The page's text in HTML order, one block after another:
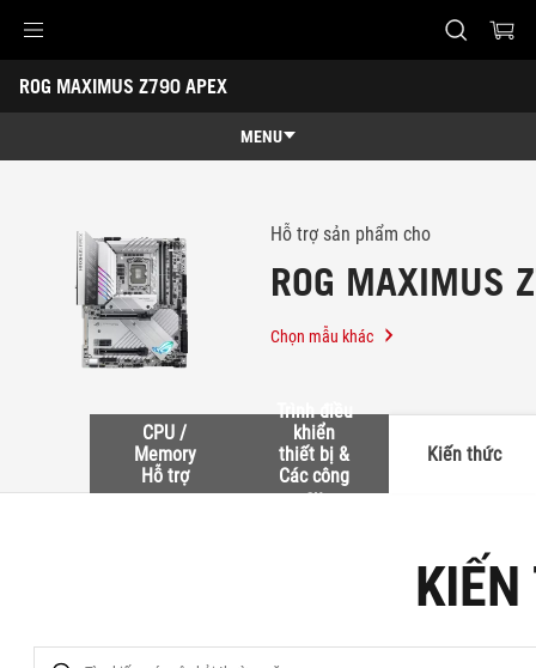
Accessibility links
Skip to content
Accessibility Help
Skip to Menu
ASUS Footer
ROG MAXIMUS Z790 APEX
-
MENU
Tính năng
Thông số kỹ thuật
Giải thưởng
Nơi mua
Hỗ trợ sản phẩm cho
ROG MAXIMUS
Chọn mẫu khác
CPU /
Memory
Hỗ trợ
Trình điều
khiển
thiết bị &
Các công
cụ
Kiến thức
Search